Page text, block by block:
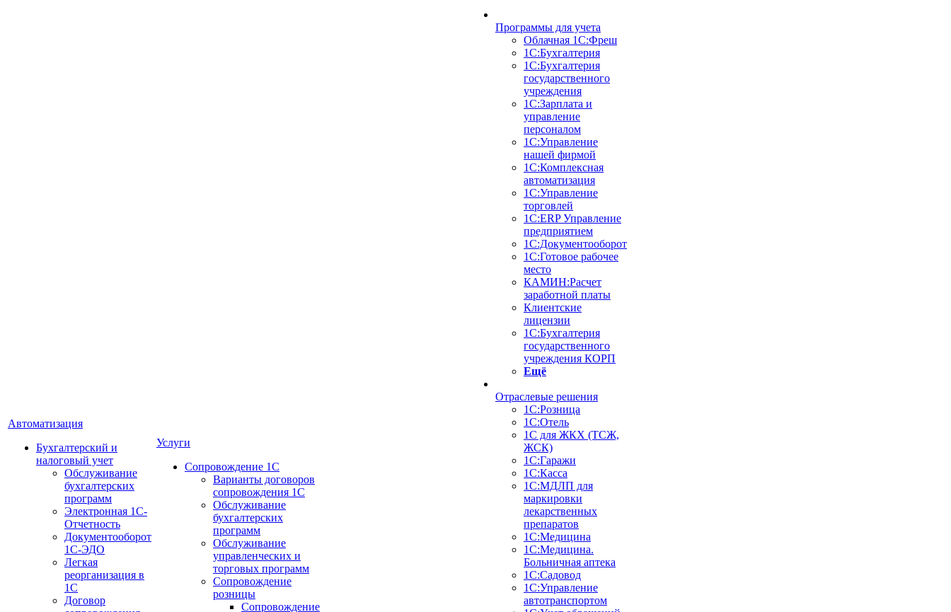
Автоматизация
Бухгалтерский и
налоговый учет
Обслуживание
бухгалтерских
программ
Электронная 1С-
Отчетность
Документооборот
1С-ЭДО
Легкая
реорганизация в
1С
Договор
Услуги
Сопровождение 1С
Варианты договоров
сопровождения 1С
Обслуживание
бухгалтерских
программ
Обслуживание
управленческих и
торговых программ
Сопровождение
розницы
Сопровождение
Программы для учета
Облачная 1С:Фреш
1С:Бухгалтерия
1С:Бухгалтерия
государственного
учреждения
1С:Зарплата и
управление
персоналом
1С:Управление
нашей фирмой
1С:Комплексная
автоматизация
1С:Управление
торговлей
1С:ERP Управление
предприятием
1С:Документооборот
1C:Готовое рабочее
место
КАМИН:Расчет
заработной платы
Клиентские
лицензии
1С:Бухгалтерия
государственного
учреждения КОРП
Ещё
Отраслевые решения
1С:Розница
1С:Отель
1С для ЖКХ (ТСЖ,
ЖСК)
1С:Гаражи
1С:Касса
1С:МДЛП для
маркировки
лекарственных
препаратов
1С:Медицина
1С:Медицина.
Больничная аптека
1С:Садовод
1С:Управление
автотранспортом